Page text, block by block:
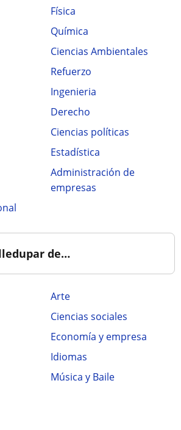
Física
Química
Ciencias Ambientales
Refuerzo
Ingenieria
Derecho
Ciencias políticas
Estadística
Administración de
empresas
de…
Arte
Ciencias sociales
Economía y empresa
Idiomas
Música y Baile